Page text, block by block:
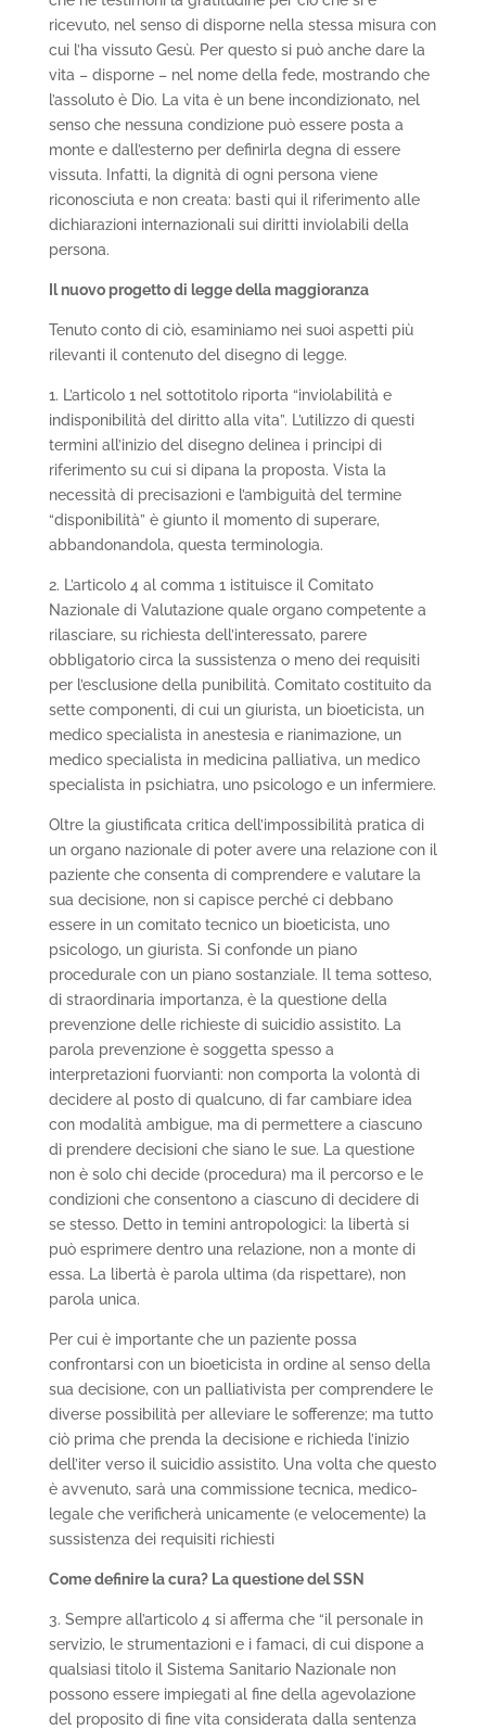
ricevuto, nel senso di disporne nella stessa misura con
cui l’ha vissuto Gesù. Per questo si può anche dare la
vita – disporne – nel nome della fede, mostrando che
l’assoluto è Dio. La vita è un bene incondizionato, nel
senso che nessuna condizione può essere posta a
monte e dall’esterno per definirla degna di essere
vissuta. Infatti, la dignità di ogni persona viene
riconosciuta e non creata: basti qui il riferimento alle
dichiarazioni internazionali sui diritti inviolabili della
persona.
Il nuovo progetto di legge della maggioranza
Tenuto conto di ciò, esaminiamo nei suoi aspetti più
rilevanti il contenuto del disegno di legge.
1. L’articolo 1 nel sottotitolo riporta “inviolabilità e
indisponibilità del diritto alla vita”. L’utilizzo di questi
termini all’inizio del disegno delinea i principi di
riferimento su cui si dipana la proposta. Vista la
necessità di precisazioni e l’ambiguità del termine
“disponibilità” è giunto il momento di superare,
abbandonandola, questa terminologia.
2. L’articolo 4 al comma 1 istituisce il Comitato
Nazionale di Valutazione quale organo competente a
rilasciare, su richiesta dell’interessato, parere
obbligatorio circa la sussistenza o meno dei requisiti
per l’esclusione della punibilità. Comitato costituito da
sette componenti, di cui un giurista, un bioeticista, un
medico specialista in anestesia e rianimazione, un
medico specialista in medicina palliativa, un medico
specialista in psichiatra, uno psicologo e un infermiere.
Oltre la giustificata critica dell’impossibilità pratica di
un organo nazionale di poter avere una relazione con il
paziente che consenta di comprendere e valutare la
sua decisione, non si capisce perché ci debbano
essere in un comitato tecnico un bioeticista, uno
psicologo, un giurista. Si confonde un piano
procedurale con un piano sostanziale. Il tema sotteso,
di straordinaria importanza, è la questione della
prevenzione delle richieste di suicidio assistito. La
parola prevenzione è soggetta spesso a
interpretazioni fuorvianti: non comporta la volontà di
decidere al posto di qualcuno, di far cambiare idea
con modalità ambigue, ma di permettere a ciascuno
di prendere decisioni che siano le sue. La questione
non è solo chi decide (procedura) ma il percorso e le
condizioni che consentono a ciascuno di decidere di
se stesso. Detto in temini antropologici: la libertà si
può esprimere dentro una relazione, non a monte di
essa. La libertà è parola ultima (da rispettare), non
parola unica.
Per cui è importante che un paziente possa
confrontarsi con un bioeticista in ordine al senso della
sua decisione, con un palliativista per comprendere le
diverse possibilità per alleviare le sofferenze; ma tutto
ciò prima che prenda la decisione e richieda l’inizio
dell’iter verso il suicidio assistito. Una volta che questo
è avvenuto, sarà una commissione tecnica, medico-
legale che verificherà unicamente (e velocemente) la
sussistenza dei requisiti richiesti
Come definire la cura? La questione del SSN
3. Sempre all’articolo 4 si afferma che “il personale in
servizio, le strumentazioni e i famaci, di cui dispone a
qualsiasi titolo il Sistema Sanitario Nazionale non
possono essere impiegati al fine della agevolazione
del proposito di fine vita considerata dalla sentenza